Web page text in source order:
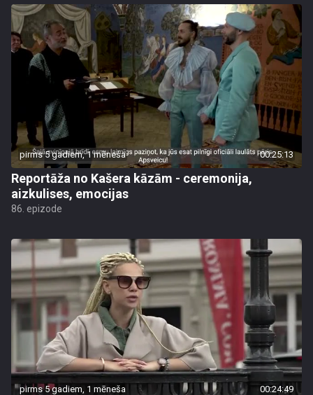
pirms 5 gadiem, 1 mēneša 00:25:13
Reportāža no Kašera kāzām - ceremonija,
aizkulises, emocijas
86. epizode
pirms 5 gadiem, 1 mēneša 00:24:49